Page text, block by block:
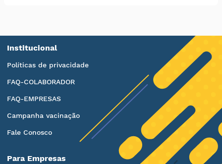
Institucional
Políticas de privacidade
FAQ-COLABORADOR
FAQ-EMPRESAS
Campanha vacinação
Fale Conosco
Para Empresas